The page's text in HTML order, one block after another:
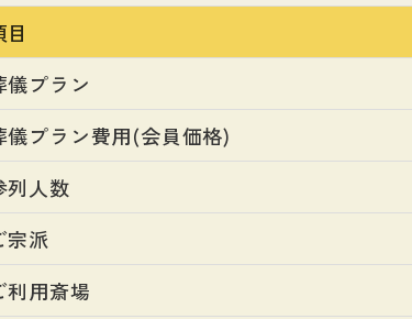
目
儀プラン
儀プラン費用(会員価格)
列人数
宗派
利用斎場